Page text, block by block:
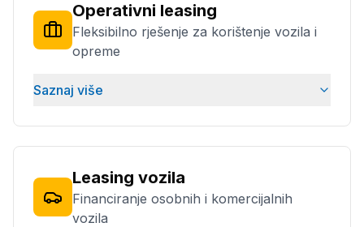
Operativni leasing
Fleksibilno rješenje za korištenje vozila i
opreme
Saznaj više
Leasing vozila
Financiranje osobnih i komercijalnih
vozila